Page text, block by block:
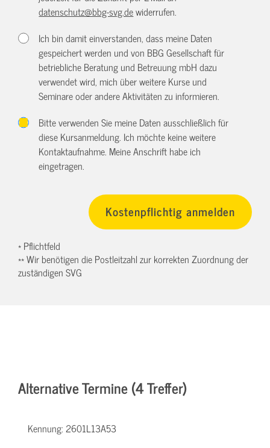
datenschutz@bbg-svg.dewiderrufen.
Ich bin damit einverstanden, dass meine Daten
gespeichert werden und von BBG Gesellschaft für
betriebliche Beratung und Betreuung mbH dazu
verwendet wird, mich über weitere Kurse und
Seminare oder andere Aktivitäten zu informieren.
Bitte verwenden Sie meine Daten ausschließlich für
diese Kursanmeldung. Ich möchte keine weitere
Kontaktaufnahme. Meine Anschrift habe ich
eingetragen.
* Pflichtfeld
** Wir benötigen die Postleitzahl zur korrekten Zuordnung der
zuständigen SVG
Alternative Termine (4 Treffer)
Kennung:2601L13A53